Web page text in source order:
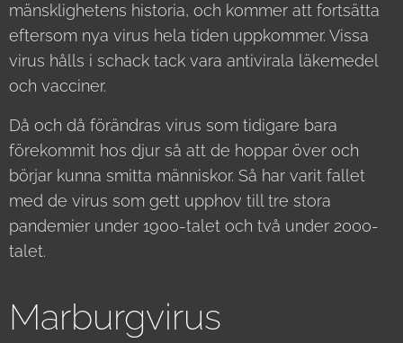
mänsklighetens historia, och kommer att fortsätta
eftersom nya virus hela tiden uppkommer. Vissa
virus hålls i schack tack vara antivirala läkemedel
och vacciner.
Då och då förändras virus som tidigare bara
förekommit hos djur så att de hoppar över och
börjar kunna smitta människor. Så har varit fallet
med de virus som gett upphov till tre stora
pandemier under 1900-talet och två under 2000-
talet.
Marburgvirus